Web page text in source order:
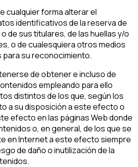
cualquier forma alterar el
identificativos de la reserva de
de sus titulares, de las huellas y/o
o de cualesquiera otros medios
su reconocimiento.
de obtener e incluso de
empleando para ello
distintos de los que, según los
a su disposición a este efecto o
efecto en las páginas Web donde
o, en general, de los que se
en Internet a este efecto siempre
de daño o inutilización de la